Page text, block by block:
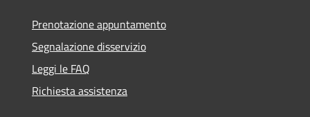
Prenotazione appuntamento
Segnalazione disservizio
Leggi le FAQ
Richiesta assistenza